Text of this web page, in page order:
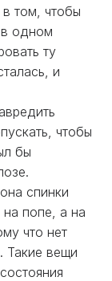
том, чтобы
в одном
ту
и
чтобы
бы
спинки
попе, а на
что нет
вещи